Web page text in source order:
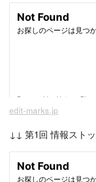
edit-marks.jp
↓↓ 第1回 情報スト